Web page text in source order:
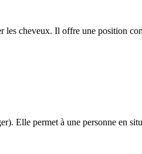
les cheveux. Il offre une position
Elle permet à une personne en